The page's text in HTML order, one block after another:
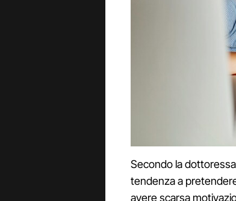
Secondo la
tendenza a
avere scarsa